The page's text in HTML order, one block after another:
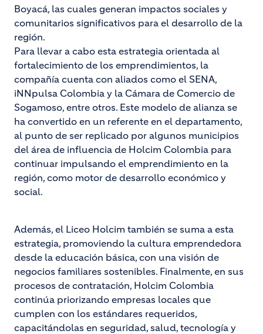
Boyacá, las cuales generan impactos sociales y
comunitarios significativos para el desarrollo de la
región.
Para llevar a cabo esta estrategia orientada al
fortalecimiento de los emprendimientos, la
compañía cuenta con aliados como el SENA,
iNNpulsa Colombia y la Cámara de Comercio de
Sogamoso, entre otros. Este modelo de alianza se
ha convertido en un referente en el departamento,
al punto de ser replicado por algunos municipios
del área de influencia de Holcim Colombia para
continuar impulsando el emprendimiento en la
región, como motor de desarrollo económico y
social.
Además, el Liceo Holcim también se suma a esta
estrategia, promoviendo la cultura emprendedora
desde la educación básica, con una visión de
negocios familiares sostenibles. Finalmente, en sus
procesos de contratación, Holcim Colombia
continúa priorizando empresas locales que
cumplen con los estándares requeridos,
capacitándolas en seguridad, salud, tecnología y